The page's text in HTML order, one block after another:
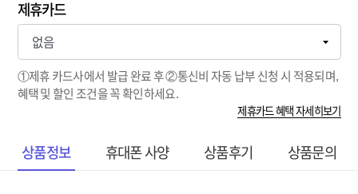
제휴카드
①제휴 카드사에서 발급 완료 후 ②통신비 자동 납부 신청 시 적용되며,
혜택 및 할인 조건을 꼭 확인하세요.
제휴카드 혜택 자세히보기
상품정보 휴대폰 사양 상품후기 상품문의